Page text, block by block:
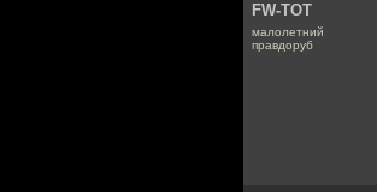
FW-TOT
малолетний
правдоруб